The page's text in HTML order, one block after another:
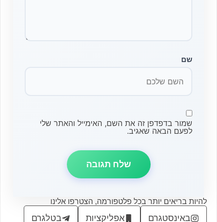
שם
שמור בדפדפן זה את השם, האימייל והאתר שלי
לפעם הבאה שאגיב.
להיות בריאים יותר בכל פלטפורמה, הצטרפו אלינו
באינסטגרם אפליקציות בטלגרם